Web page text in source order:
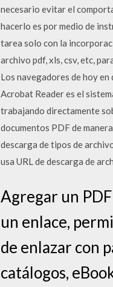
necesario evitar el
hacerlo es por medio de
tarea solo con la
archivo pdf, xls, csv, etc,
Los navegadores de hoy
Acrobat Reader es el
trabajando directamente
documentos PDF de
descarga de tipos de
usa URL de descarga de
Agregar un
un enlace,
de enlazar con
catálogos,